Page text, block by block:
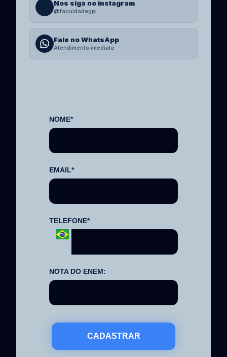
Nos siga no instagram
@faculdadegpi
Fale no WhatsApp
Atendimento imediato
NOME*
EMAIL*
TELEFONE*
NOTA DO ENEM:
CADASTRAR